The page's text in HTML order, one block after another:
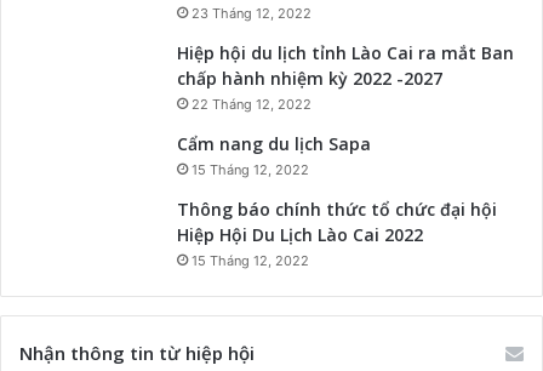
23 Tháng 12, 2022
Hiệp hội du lịch tỉnh Lào Cai ra mắt Ban
chấp hành nhiệm kỳ 2022 -2027
22 Tháng 12, 2022
Cẩm nang du lịch Sapa
15 Tháng 12, 2022
Thông báo chính thức tổ chức đại hội
Hiệp Hội Du Lịch Lào Cai 2022
15 Tháng 12, 2022
Nhận thông tin từ hiệp hội